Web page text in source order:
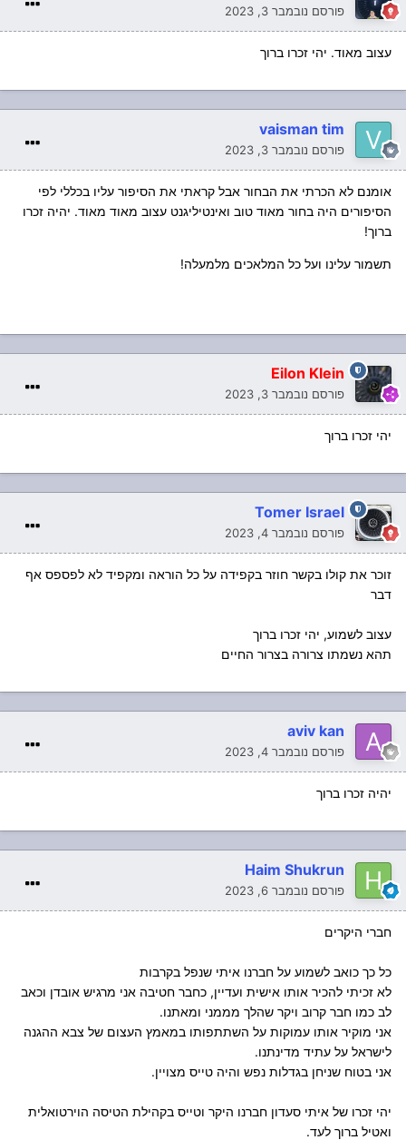
פורסם נובמבר 3, 2023
עצוב מאוד. יהי זכרו ברוך
vaisman tim
פורסם נובמבר 3, 2023
אומנם לא הכרתי את הבחור אבל קראתי את הסיפור עליו בכללי לפי
הסיפורים היה בחור מאוד טוב ואינטיליגנט עצוב מאוד מאוד. יהיה זכרו
ברוך!
תשמור עלינו ועל כל המלאכים מלמעלה!
Eilon Klein
פורסם נובמבר 3, 2023
יהי זכרו ברוך
Tomer Israel
פורסם נובמבר 4, 2023
זוכר את קולו בקשר חוזר בקפידה על כל הוראה ומקפיד לא לפספס אף
דבר
עצוב לשמוע, יהי זכרו ברוך
תהא נשמתו צרורה בצרור החיים
aviv kan
פורסם נובמבר 4, 2023
יהיה זכרו ברוך
Haim Shukrun
פורסם נובמבר 6, 2023
חברי היקרים
כל כך כואב לשמוע על חברנו איתי שנפל בקרבות
לא זכיתי להכיר אותו אישית ועדיין, כחבר חטיבה אני מרגיש אובדן וכאב
לב כמו חבר קרוב ויקר שהלך מממני ומאתנו.
אני מוקיר אותו עמוקות על השתתפותו במאמץ העצום של צבא ההגנה
לישראל על עתיד מדינתנו.
אני בטוח שניחן בגדלות נפש והיה טייס מצויין.
יהי זכרו של איתי סעדון חברנו היקר וטייס בקהילת הטיסה הוירטואלית
ואטיל ברוך לעד.